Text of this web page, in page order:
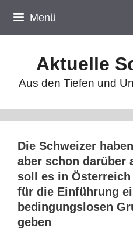
Inhalt
springen
Menü
Aktuelle
Aus den Tiefen und
Die Schweizer
aber schon darüber
soll es in
für die Einführung
bedingungslosen
geben